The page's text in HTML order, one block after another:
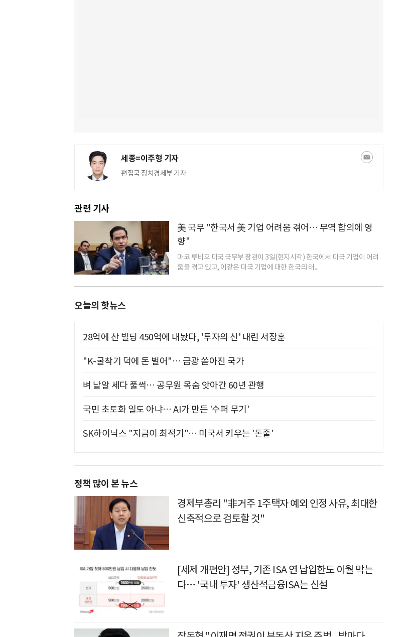
세종=이주형 기자
편집국 정치경제부 기자
관련 기사
美 국무 "한국서 美 기업 어려움 겪어… 무역 합의에 영
향"
마코 루비오 미국 국무부 장관이 3일(현지시각) 한국에서 미국 기업이 어려
움을 겪고 있고, 이같은 미국 기업에 대한 한국의 태...
오늘의 핫뉴스
28억에 산 빌딩 450억에 내놨다, '투자의 신' 내린 서장훈
"K-굴착기 덕에 돈 벌어"… 금광 쏟아진 국가
벼 낱알 세다 풀썩… 공무원 목숨 앗아간 60년 관행
국민 초토화 일도 아냐… AI가 만든 '수퍼 무기'
SK하이닉스 "지금이 최적기"… 미국서 키우는 '돈줄'
정책 많이 본 뉴스
경제부총리 "非거주 1주택자 예외 인정 사유, 최대한
신축적으로 검토할 것"
[세제 개편안] 정부, 기존 ISA 연 납입한도 이월 막는
다… '국내 투자' 생산적금융ISA는 신설